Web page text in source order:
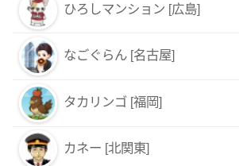
ひろしマンション [広島]
なごぐらん [名古屋]
タカリンゴ [福岡]
カネー [北関東]